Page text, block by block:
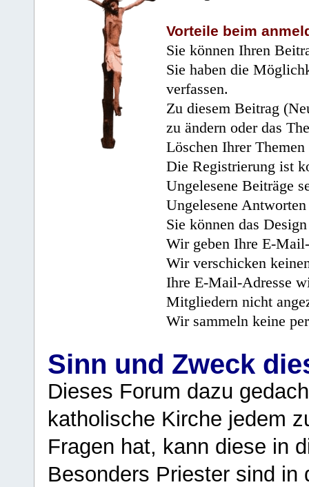
Vorteile beim
Sie können Ihren
Sie haben die
verfassen.
Zu diesem Beitrag
zu ändern oder das
Löschen Ihrer
Die Registrierung ist
Ungelesene Beiträge
Ungelesene
Sie können das
Wir geben Ihre E-
Wir verschicken
Ihre E-Mail-Adresse
Mitgliedern nicht
Wir sammeln keine
Sinn und Zweck
Dieses Forum dazu
katholische Kirche jedem
Fragen hat, kann diese in
Besonders Priester sind in